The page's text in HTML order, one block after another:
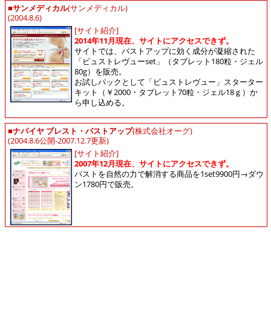
■サンメディカル(サンメディカル)
(2004.8.6)
[サイト紹介]
2014年11月現在、サイトにアクセスできず。
サイトでは、バストアップに効く成分が凝縮された
「ビュストレヴューset」（タブレット180粒・ジェル
80g）を販売。
お試しパックとして「ビュストレヴュー」スターター
キット（￥2000・タブレット70粒・ジェル18ｇ）か
ら申し込める。
■ナパイヤ ブレスト・バストアップ(株式会社オーグ)
(2004.8.6公開-2007.12.7更新)
[サイト紹介]
2007年12月現在、サイトにアクセスできず。
バストを自然の力で解消する商品を1set9900円→ダウ
ン1780円で販売。